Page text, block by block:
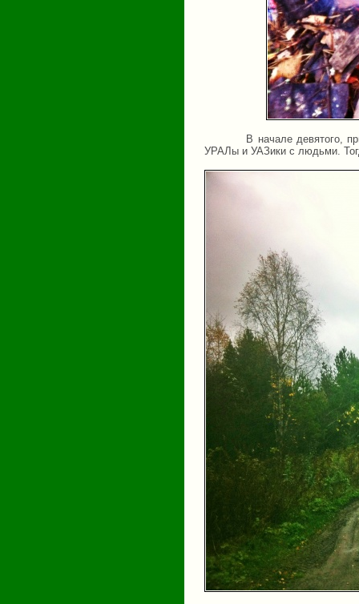
В начале девятого,
УРАЛы и УАЗики с людьми.